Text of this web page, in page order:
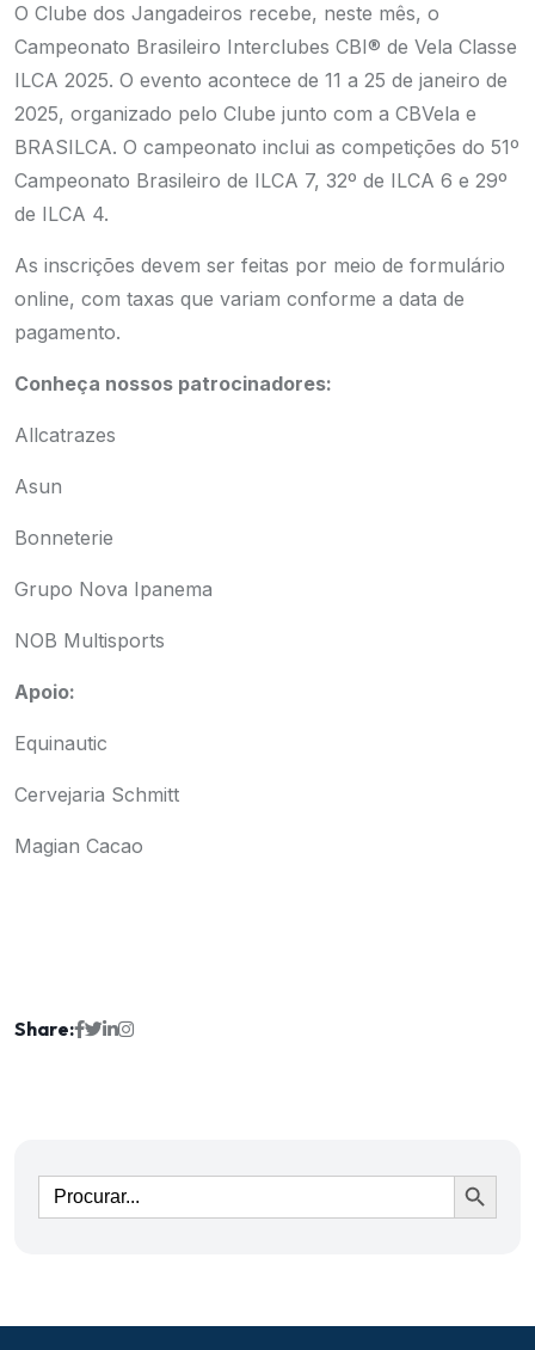
O Clube dos Jangadeiros recebe, neste mês, o
Campeonato Brasileiro Interclubes CBI® de Vela Classe
ILCA 2025. O evento acontece de 11 a 25 de janeiro de
2025, organizado pelo Clube junto com a CBVela e
BRASILCA. O campeonato inclui as competições do 51º
Campeonato Brasileiro de ILCA 7, 32º de ILCA 6 e 29º
de ILCA 4.
As inscrições devem ser feitas por meio de formulário
online, com taxas que variam conforme a data de
pagamento.
Conheça nossos patrocinadores:
Allcatrazes
Asun
Bonneterie
Grupo Nova Ipanema
NOB Multisports
Apoio:
Equinautic
Cervejaria Schmitt
Magian Cacao
Share:
Ir